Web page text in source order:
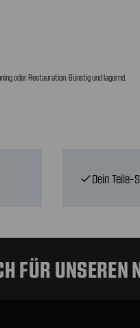
oder Restauration. Günstig und lagernd.
checkDein Teile-
FÜR UNSEREN